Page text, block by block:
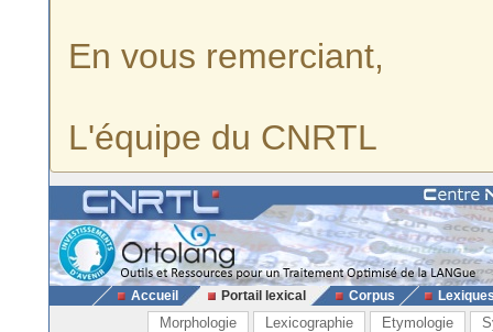
En vous remerciant,
L'équipe du CNRTL
Accueil Portail lexical Corpus
Morphologie Lexicographie Etymologie